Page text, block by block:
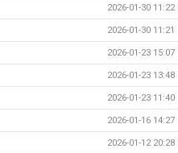
2026-01-30 11:22
2026-01-30 11:21
2026-01-23 15:07
2026-01-23 13:48
2026-01-23 11:40
2026-01-16 14:27
2026-01-12 20:28